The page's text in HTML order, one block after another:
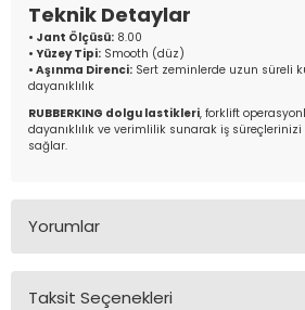
Teknik Detaylar
• Jant Ölçüsü: 8.00
• Yüzey Tipi: Smooth (düz)
• Aşınma Direnci: Sert zeminlerde uzun süreli
dayanıklılık
RUBBERKING dolgu lastikleri, forklift
dayanıklılık ve verimlilik sunarak iş
sağlar.
Yorumlar
Taksit Seçenekleri